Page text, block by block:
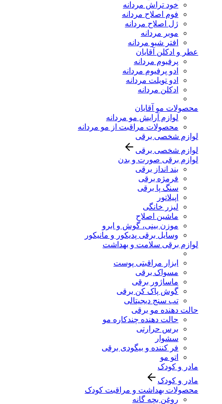
خود تراش مردانه
فوم اصلاح مردانه
ژل اصلاح مردانه
موبر مردانه
افتر شیو مردانه
عطر و ادکلن آقایان
پرفیوم مردانه
ادو پرفیوم مردانه
ادو تویلت مردانه
ادکلن مردانه
محصولات مو آقایان
لوازم آرایش مو مردانه
محصولات مراقبت از مو مردانه
لوازم شخصی برقی
لوازم شخصی برقی
لوازم برقی صورت و بدن
بند انداز برقی
فرمژه برقی
سنگ پا برقی
اپیلاتور
لیزر خانگی
ماشین اصلاح
موزن بینی، گوش و ابرو
وسایل برقی پدیکور و مانیکور
لوازم برقی سلامت و بهداشت
ابزار مراقبتی پوست
مسواک برقی
ماساژور برقی
گوش پاک کن برقی
تب سنج دیجیتالی
حالت دهنده مو برقی
حالت دهنده چندکاره مو
برس حرارتی
سشوار
فر کننده و بیگودی برقی
اتو مو
مادر و کودک
مادر و کودک
محصولات بهداشت و مراقبت کودک
روغن بچه گانه